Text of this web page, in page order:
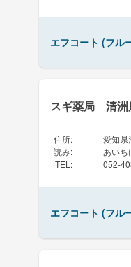
エフコート (フル
スギ薬局 清洲
住所:
愛知県
読み:
あい
TEL : 052-
エフコート (フル